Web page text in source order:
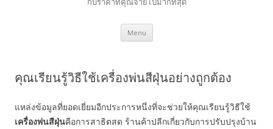
Menu Skip to content
คุณเรียนรู้วิธีใช้เครื่องพ่นสีฝุ่นอย่างถูกต้อง
แหล่งข้อมูลที่ยอดเยี่ยมอีกประการหนึ่งที่จะช่วยให้คุณเรียนรู้วิธีใช้
เครื่องพ่นสีฝุ่นคือการสาธิตสด ร้านค้าปลีกเกี่ยวกับการปรับปรุงบ้าน